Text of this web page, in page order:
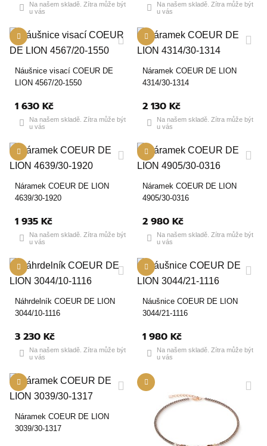
Na našem skladě. Zítra může být
u vás
Na našem skladě. Zítra může být
u vás
Náušnice visací COEUR DE
LION 4567/20-1550
1 630 Kč
Na našem skladě. Zítra může být
u vás
Náramek COEUR DE LION
4314/30-1314
2 130 Kč
Na našem skladě. Zítra může být
u vás
Náramek COEUR DE LION
4639/30-1920
1 935 Kč
Na našem skladě. Zítra může být
u vás
Náramek COEUR DE LION
4905/30-0316
2 980 Kč
Na našem skladě. Zítra může být
u vás
Náhrdelník COEUR DE LION
3044/10-1116
3 230 Kč
Na našem skladě. Zítra může být
u vás
Náušnice COEUR DE LION
3044/21-1116
1 980 Kč
Na našem skladě. Zítra může být
u vás
Náramek COEUR DE LION
3039/30-1317